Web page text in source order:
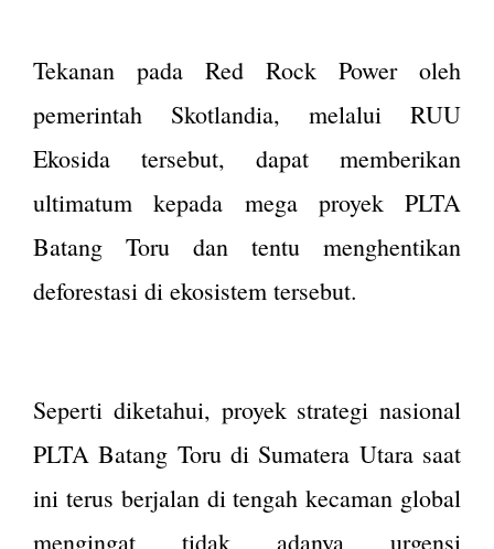
Tekanan pada Red Rock Power oleh
pemerintah Skotlandia, melalui RUU
Ekosida tersebut, dapat memberikan
ultimatum kepada mega proyek PLTA
Batang Toru dan tentu menghentikan
deforestasi di ekosistem tersebut.
Seperti diketahui, proyek strategi nasional
PLTA Batang Toru di Sumatera Utara saat
ini terus berjalan di tengah kecaman global
mengingat tidak adanya urgensi